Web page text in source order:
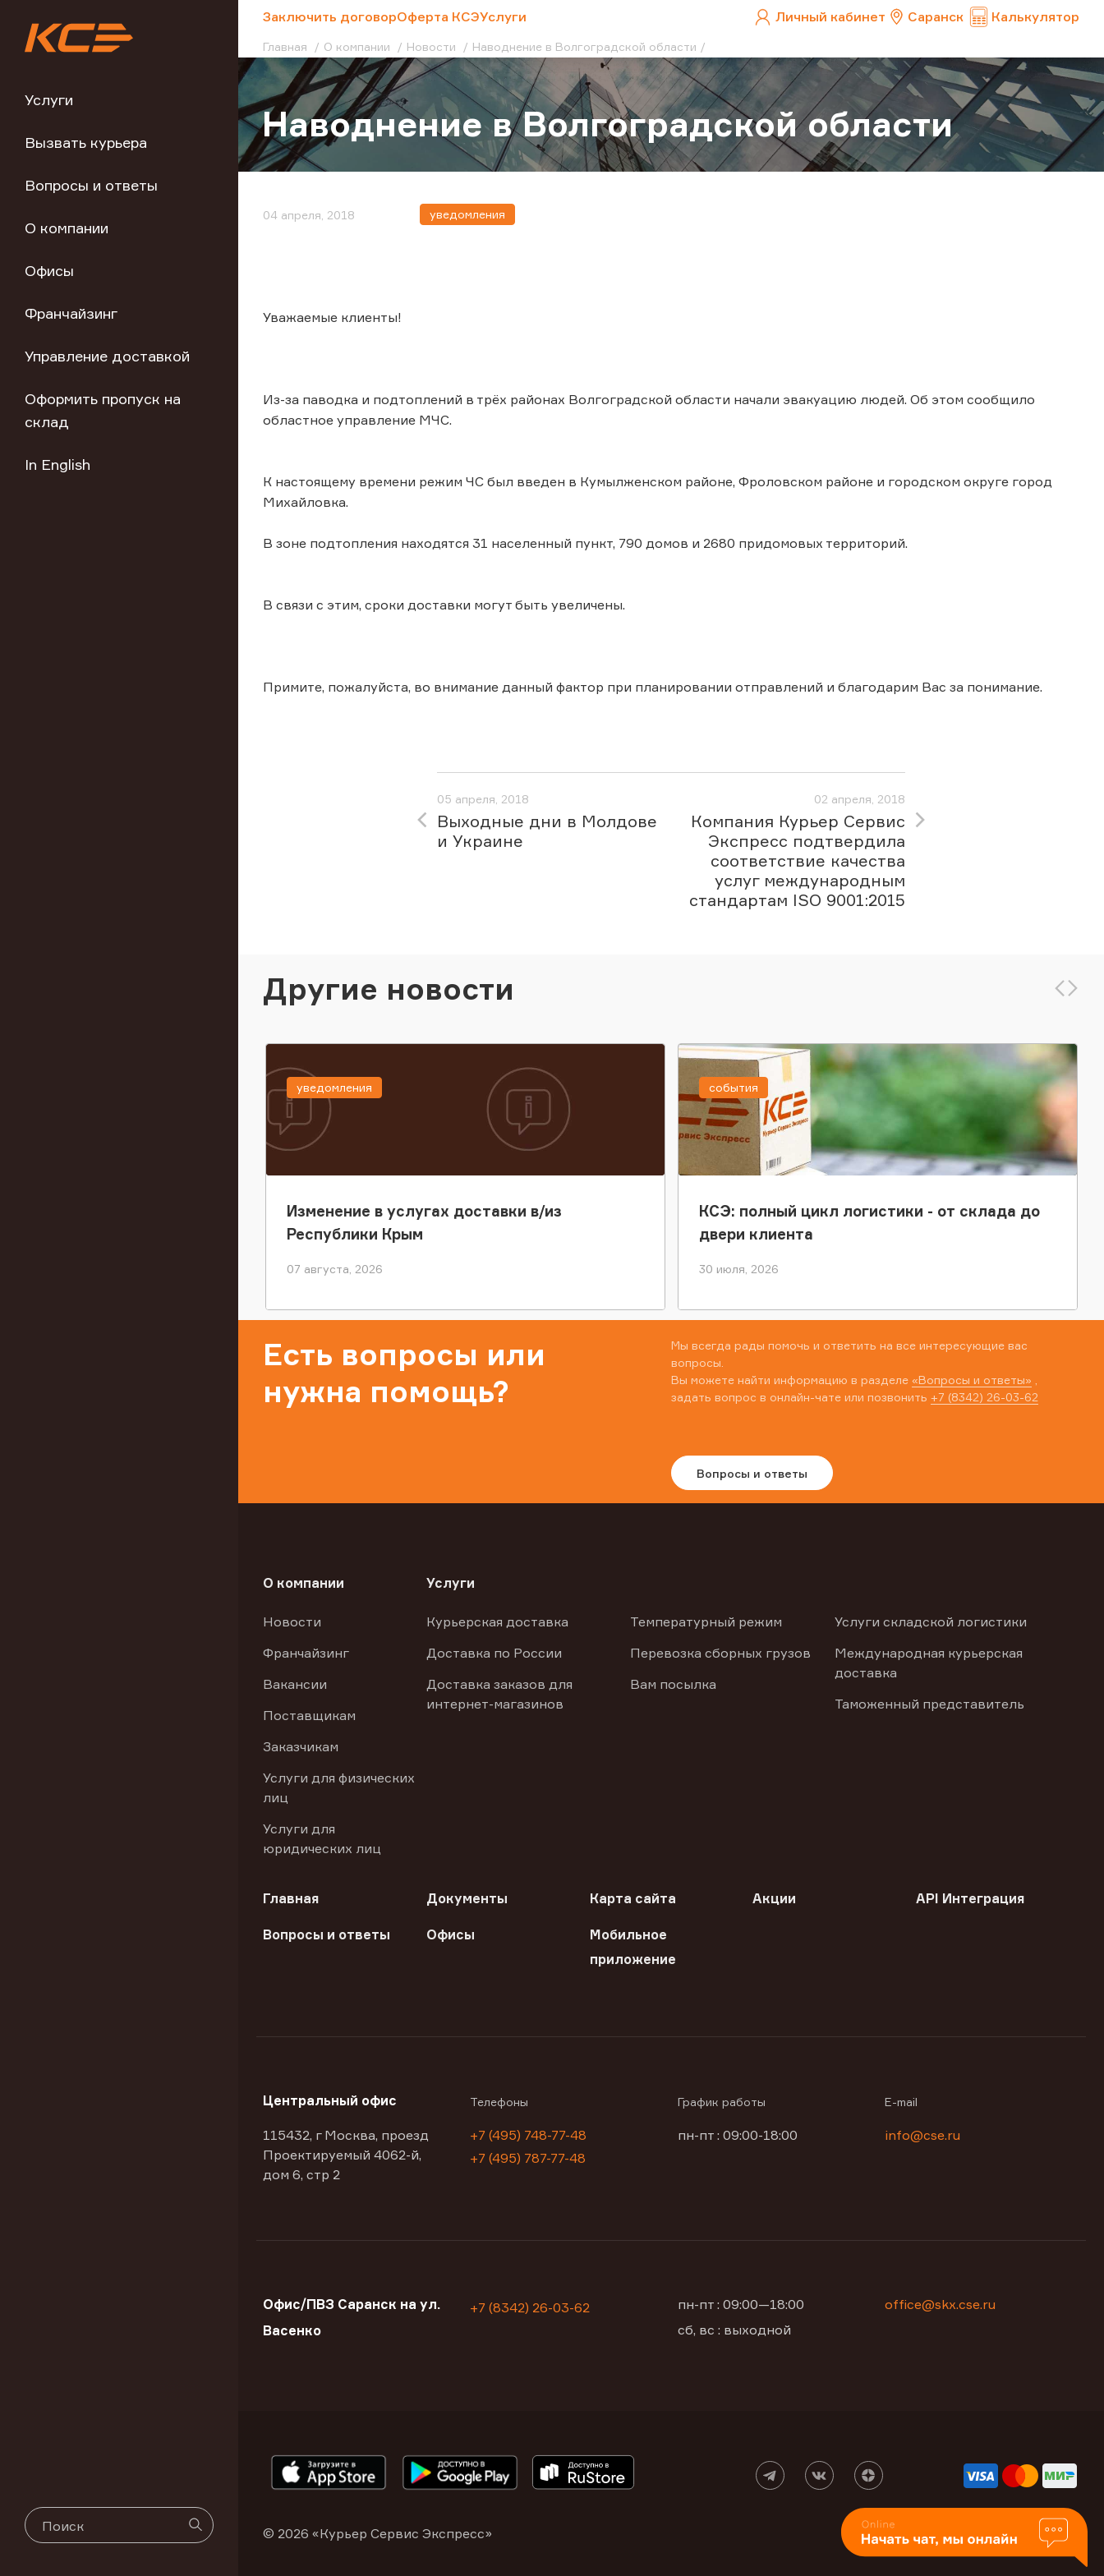
Услуги
Вызвать курьера
Вопросы и ответы
О компании
Офисы
Франчайзинг
Управление доставкой
Оформить пропуск на
склад
In English
Заключить договорОферта КСЭУслуги Личный кабинет Саранск Калькулятор
Главная О компании Новости Наводнение в Волгоградской области
Наводнение в Волгоградской области
04 апреля, 2018 уведомления
Уважаемые клиенты!
Из-за паводка и подтоплений в трёх районах Волгоградской области начали эвакуацию людей. Об этом сообщило
областное управление МЧС.
К настоящему времени режим ЧС был введен в Кумылженском районе, Фроловском районе и городском округе город
Михайловка.
В зоне подтопления находятся 31 населенный пункт, 790 домов и 2680 придомовых территорий.
В связи с этим, сроки доставки могут быть увеличены.
Примите, пожалуйста, во внимание данный фактор при планировании отправлений и благодарим Вас за понимание.
05 апреля, 2018
Выходные дни в Молдове
и Украине
02 апреля, 2018
Компания Курьер Сервис
Экспресс подтвердила
соответствие качества
услуг международным
стандартам ISO 9001:2015
Другие новости
Изменение в услугах доставки в/из
Республики Крым
07 августа, 2026
уведомления
КСЭ: полный цикл логистики - от склада до
двери клиента
30 июля, 2026
события
Есть вопросы или
нужна помощь?
Мы всегда рады помочь и ответить на все интересующие вас
вопросы.
Вы можете найти информацию в разделе «Вопросы и ответы»
задать вопрос в онлайн-чате или позвонить +7 (8342) 26-03-62
Вопросы и ответы
О компании
Новости
Франчайзинг
Вакансии
Поставщикам
Заказчикам
Услуги для физических
лиц
Услуги для
юридических лиц
Услуги
Курьерская доставка
Доставка по России
Доставка заказов для
интернет-магазинов
Температурный режим
Перевозка сборных грузов
Вам посылка
Услуги складской логистики
Международная курьерская
доставка
Таможенный представитель
Главная Документы Карта сайта Акции API Интеграция
Вопросы и ответы Офисы
Мобильное
приложение
Центральный офис
115432, г Москва, проезд
Проектируемый 4062-й,
дом 6, стр 2
Телефоны
+7 (495) 748-77-48
+7 (495) 787-77-48
График работы
пн-пт : 09:00-18:00
E-mail
info@cse.ru
Офис/ПВЗ Саранск на ул.
Васенко
+7 (8342) 26-03-62
пн-пт : 09:00—18:00
сб, вс : выходной
office@skx.cse.ru
© 2026 «Курьер Сервис Экспресс»